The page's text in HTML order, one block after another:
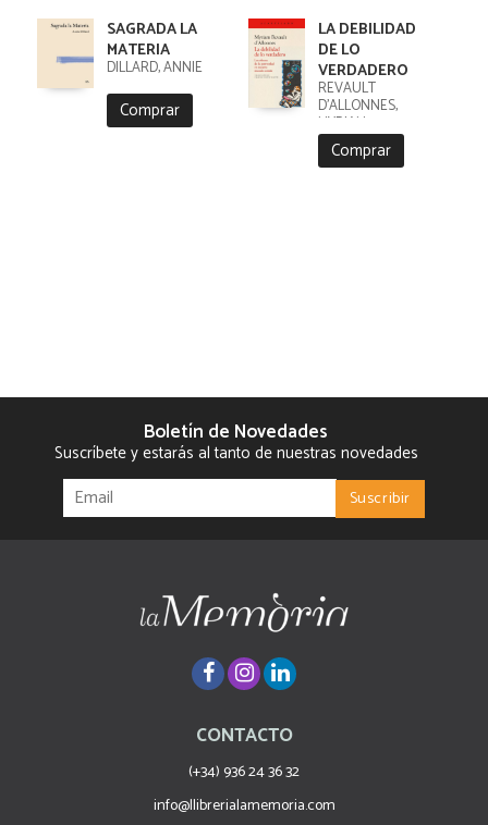
SAGRADA LA
MATERIA
DILLARD, ANNIE
Comprar
LA DEBILIDAD
DE LO
VERDADERO
REVAULT
D'ALLONNES,
MYRIAM
Comprar
Boletín de Novedades
Suscríbete y estarás al tanto de nuestras novedades
CONTACTO
(+34) 936 24 36 32
info@llibrerialamemoria.com